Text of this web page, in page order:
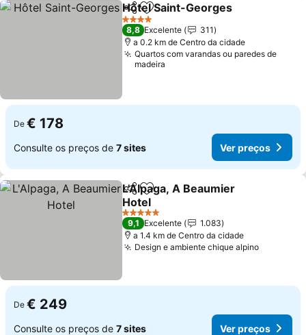
PartilharAdicionar aos favoritos
Hôtel Saint-Georges
4 Estrelas
8,8 Excelente
311
a 0.2 km de Centro da cidade
Quartos com varandas ou paredes de
madeira
De € 178
Consulte os preços de 7 sites Ver preços
PartilharAdicionar aos favoritos
L'Alpaga, A Beaumier
Hotel
5 Estrelas
9,1 Excelente
1.083
a 1.4 km de Centro da cidade
Design e ambiente chique alpino
De € 249
Consulte os preços de 7 sites Ver preços